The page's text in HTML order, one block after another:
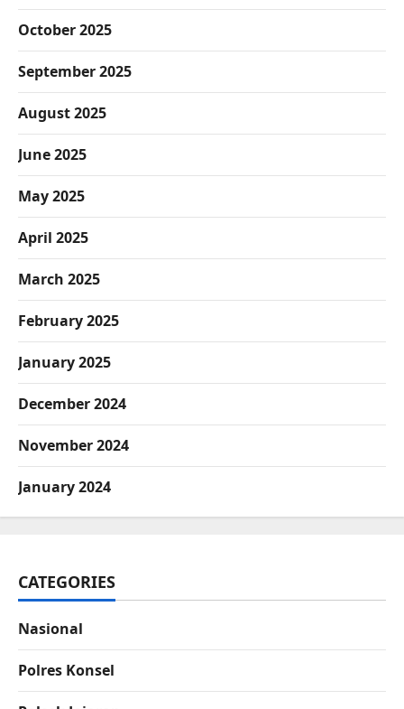
October 2025
September 2025
August 2025
June 2025
May 2025
April 2025
March 2025
February 2025
January 2025
December 2024
November 2024
January 2024
CATEGORIES
Nasional
Polres Konsel